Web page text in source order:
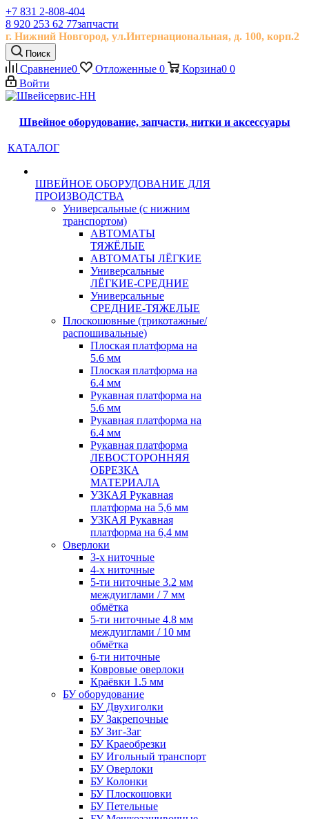
+7 831 2-808-404
8 920 253 62 77запчасти
г. Нижний Новгород, ул.Интернациональная, д. 100, корп.2
Поиск
Сравнение0 Отложенные 0 Корзина0 0
Войти
Швейное оборудование, запчасти, нитки и аксессуары
КАТАЛОГ
ШВЕЙНОЕ ОБОРУДОВАНИЕ ДЛЯ
ПРОИЗВОДСТВА
Универсальные (с нижним
транспортом)
АВТОМАТЫ
ТЯЖЁЛЫЕ
АВТОМАТЫ ЛЁГКИЕ
Универсальные
ЛЁГКИЕ-СРЕДНИЕ
Универсальные
СРЕДНИЕ-ТЯЖЕЛЫЕ
Плоскошовные (трикотажные/
распошивальные)
Плоская платформа на
5.6 мм
Плоская платформа на
6.4 мм
Рукавная платформа на
5.6 мм
Рукавная платформа на
6.4 мм
Рукавная платформа
ЛЕВОСТОРОННЯЯ
ОБРЕЗКА
МАТЕРИАЛА
УЗКАЯ Рукавная
платформа на 5,6 мм
УЗКАЯ Рукавная
платформа на 6,4 мм
Оверлоки
3-х ниточные
4-х ниточные
5-ти ниточные 3.2 мм
междуиглами / 7 мм
обмётка
5-ти ниточные 4.8 мм
междуиглами / 10 мм
обмётка
6-ти ниточные
Ковровые оверлоки
Краёвки 1.5 мм
БУ оборудование
БУ Двухиголки
БУ Закрепочные
БУ Зиг-Заг
БУ Краеобрезки
БУ Игольный транспорт
БУ Оверлоки
БУ Колонки
БУ Плоскошовки
БУ Петельные